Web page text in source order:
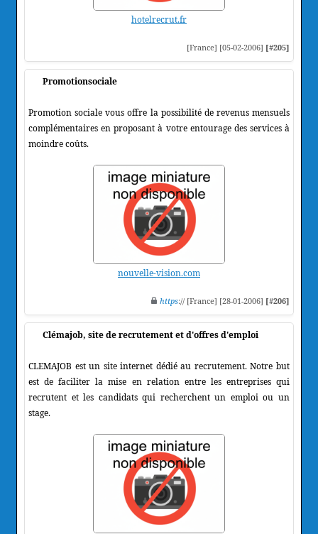
hotelrecrut.fr
[France] [05-02-2006] [#205]
Promotionsociale
Promotion sociale vous offre la possibilité de revenus mensuels
complémentaires en proposant à votre entourage des services à
moindre coûts.
nouvelle-vision.com
https:// [France] [28-01-2006] [#206]
Clémajob, site de recrutement et d'offres d'emploi
CLEMAJOB est un site internet dédié au recrutement. Notre but
est de faciliter la mise en relation entre les entreprises qui
recrutent et les candidats qui recherchent un emploi ou un
stage.